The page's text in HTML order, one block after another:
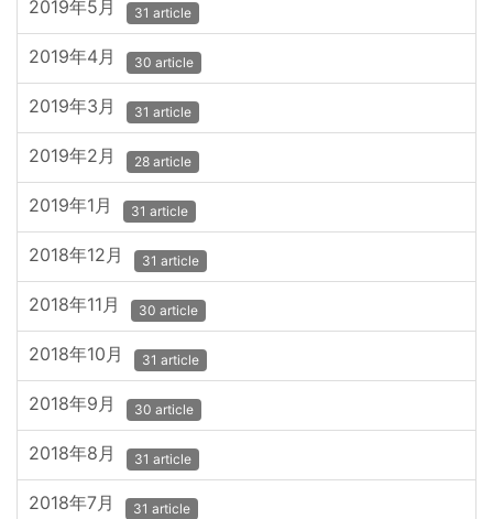
2019年5月 31 article
2019年4月 30 article
2019年3月 31 article
2019年2月 28 article
2019年1月 31 article
2018年12月 31 article
2018年11月 30 article
2018年10月 31 article
2018年9月 30 article
2018年8月 31 article
2018年7月 31 article